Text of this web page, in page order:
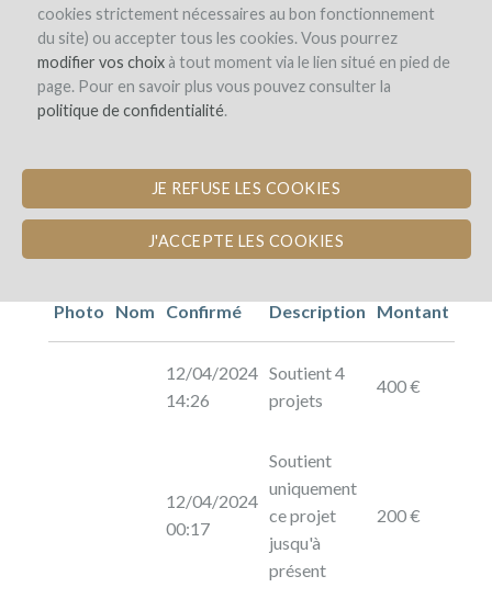
cookies strictement nécessaires au bon fonctionnement
du site) ou accepter tous les cookies. Vous pourrez
modifier vos choixà tout moment via le lien situé en pied de
page. Pour en savoir plus vous pouvez consulter la
politique de confidentialité.
JE REFUSE LES COOKIES
J'ACCEPTE LES COOKIES
Domaine des Coteaux Blancs
AGRANDISSEMENT DU CHAI À
BARRIQUES ET ACQUISITION DE
NOUVEAUX FÛTS DE CHÊNES
Photo Nom Confirmé Description Montant
12/04/2024
14:26
Soutient 4
projets
400 €
12/04/2024
00:17
Soutient
uniquement
ce projet
jusqu'à
présent
200 €